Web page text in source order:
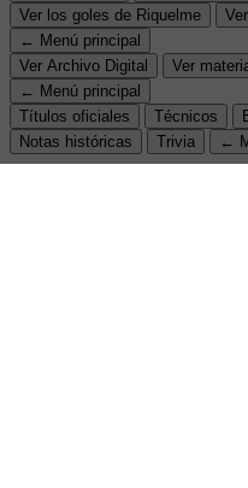
Ver los goles de Riquelme
← Menú principal
Ver Archivo Digital
Ver
← Menú principal
Títulos oficiales
Técnicos
Notas históricas
Trivia ←